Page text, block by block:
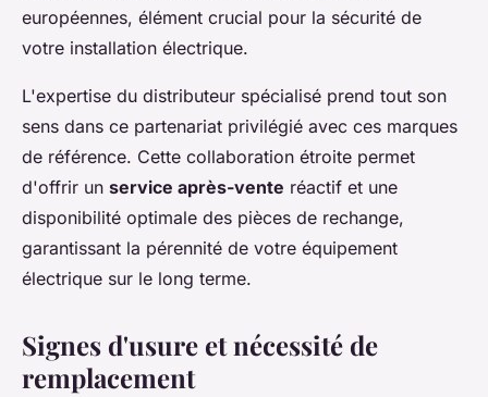
européennes, élément crucial pour la sécurité de
votre installation électrique.
L'expertise du distributeur spécialisé prend tout son
sens dans ce partenariat privilégié avec ces marques
de référence. Cette collaboration étroite permet
d'offrir un service après-vente réactif et une
disponibilité optimale des pièces de rechange,
garantissant la pérennité de votre équipement
électrique sur le long terme.
Signes d'usure et nécessité de
remplacement